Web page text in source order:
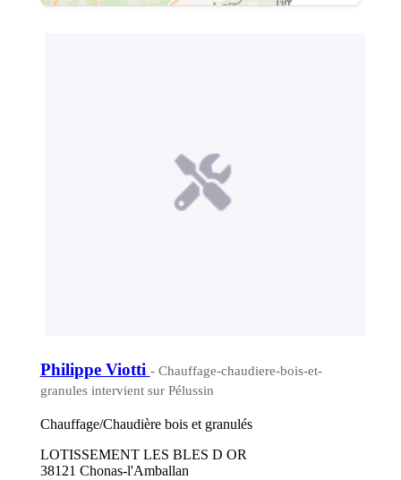
Philippe Viotti - Chauffage-chaudiere-bois-et-
granules intervient sur Pélussin
Chauffage/Chaudière bois et granulés
LOTISSEMENT LES BLES D OR
38121 Chonas-l'Amballan